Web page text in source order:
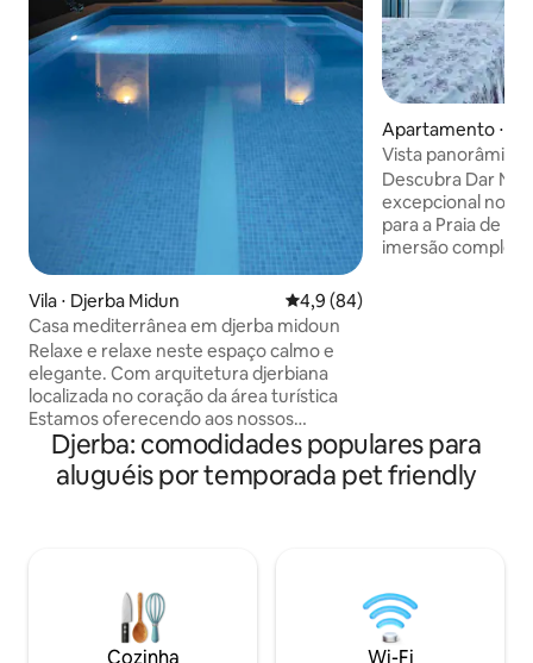
Vila ⋅ Djerba Midun 4,9 de uma avaliação média
4,9 (84)
Casa mediterrânea em djerba midoun
Relaxe e relaxe neste espaço calmo e
elegante. Com arquitetura djerbiana
localizada no coração da área turística
Estamos oferecendo aos nossos
hóspedes um lugar tranquilo para férias ,
A 3 min da praia, bela piscina privativa
com área de churrasco Estamos
pelo deserto com carros 4x4 Concierge
24/24 disponível perto da vila Caminhão-
pipa de emergência sempre disponível
Apartamento ⋅
n
Vista panorâmica
praia - Dar Naima
Descubra Dar
excepcional no
para a Praia de
imersão
ideal. Reserve
agora.
Djerba: comodidades populares para
aluguéis por temporada pet friendly
Cozinha Wi-Fi